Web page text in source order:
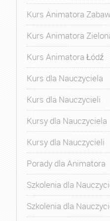
Kurs Animatora
Kurs Animatora
Kurs Animatora Łódź
Kurs dla Nauczyciela
Kurs dla Nauczycieli
Kursy dla Nauczyciela
Kursy dla Nauczycieli
Porady dla Animatora
Szkolenia dla
Szkolenia dla